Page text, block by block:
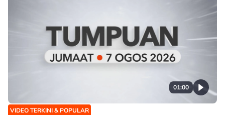
01:00
VIDEO TERKINI & POPULAR